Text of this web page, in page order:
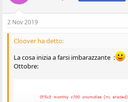
2 Nov 2019
Cloover ha detto:
La cosa inizia a farsi imbarazzante :
Ottobre: